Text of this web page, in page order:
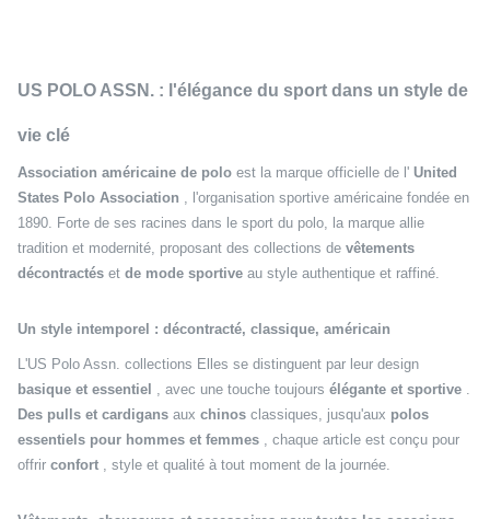
US POLO ASSN. : l'élégance du sport dans un style de
vie clé
Association américaine de polo est la marque officielle de l' United
States Polo Association , l'organisation sportive américaine fondée en
1890. Forte de ses racines dans le sport du polo, la marque allie
tradition et modernité, proposant des collections de vêtements
décontractés et de mode sportive au style authentique et raffiné.
Un style intemporel : décontracté, classique, américain
L'US Polo Assn. collections Elles se distinguent par leur design
basique et essentiel , avec une touche toujours élégante et sportive
Des pulls et cardigans aux chinos classiques, jusqu'aux polos
essentiels pour hommes et femmes , chaque article est conçu pour
offrir confort , style et qualité à tout moment de la journée.